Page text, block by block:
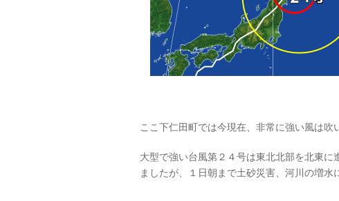
ここ下仁田町では今現在、非常に強い風は吹
大型で強い台風第２４号は東北北部を北東に
ましたが、１日朝まで土砂災害、河川の増水